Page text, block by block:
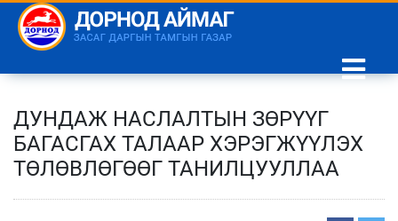
ДУНДАЖ НАСЛАЛТЫН ЗӨРҮҮГ
БАГАСГАХ ТАЛААР ХЭРЭГЖҮҮЛЭХ
ТӨЛӨВЛӨГӨӨГ ТАНИЛЦУУЛЛАА